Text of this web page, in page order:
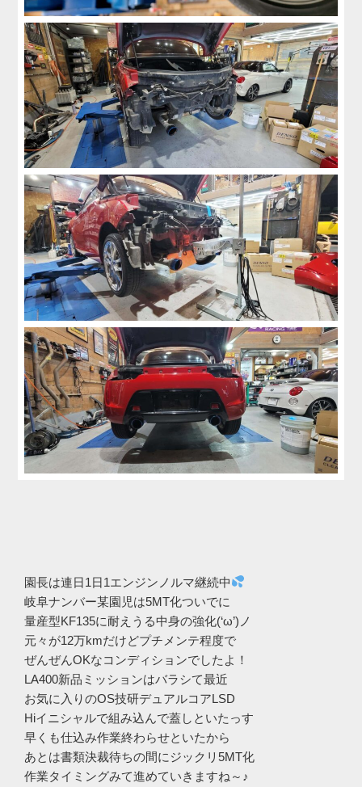
園長は連日1日1エンジンノルマ継続中
岐阜ナンバー某園児は5MT化ついでに
量産型KF135に耐えうる中身の強化(‘ω’)ノ
元々が12万kmだけどプチメンテ程度で
ぜんぜんOKなコンディションでしたよ！
LA400新品ミッションはバラシて最近
お気に入りのOS技研デュアルコアLSD
Hiイニシャルで組み込んで蓋しといたっす
早くも仕込み作業終わらせといたから
あとは書類決裁待ちの間にジックリ5MT化
作業タイミングみて進めていきますね～♪